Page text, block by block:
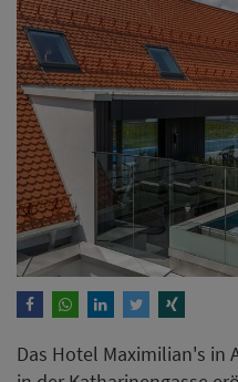
Das Hotel Maximilian's in